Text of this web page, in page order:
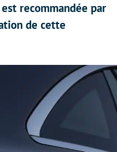
recommandée par
de cette